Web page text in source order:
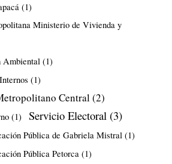
(1)
Ministerio de Vivienda y
Ambiental (1)
(1)
Central(2)
(1) Servicio Electoral (3)
Pública de Gabriela Mistral (1)
Pública Petorca (1)